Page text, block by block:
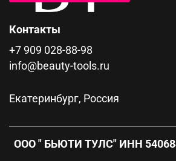
ООО " БЬЮТИ ТУЛС" ИНН
Контакты
+7 909 028-88-98
info@beauty-tools.ru
Екатеринбург, Россия